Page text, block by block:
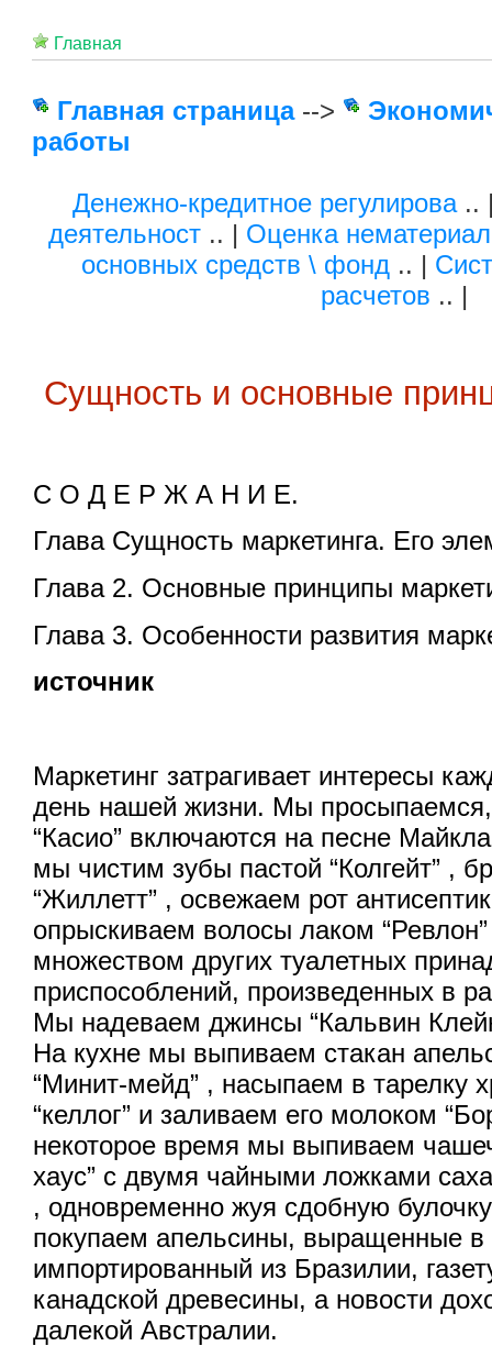
Главная
Главная страница-->
работы
Денежно-кредитное регулирова..
деятельност.. | Оценка
основных средств \ фонд .. |
расчетов .. |
Сущность и основные
С О Д Е Р Ж А Н И Е.
Глава Сущность маркетинга. Его
Глава 2. Основные принципы
Глава 3. Особенности развития
источник
Маркетинг затрагивает интересы
день нашей жизни. Мы просыпаемся,
“Касио” включаются на песне
мы чистим зубы пастой “Колгейт” ,
“Жиллетт” , освежаем рот
опрыскиваем волосы лаком
множеством других туалетных
приспособлений, произведенных в
Мы надеваем джинсы “Кальвин
На кухне мы выпиваем стакан
“Минит-мейд” , насыпаем в тарелку
“келлог” и заливаем его молоком
некоторое время мы выпиваем
хаус” с двумя чайными ложками
, одновременно жуя сдобную
покупаем апельсины, выращенные
импортированный из Бразилии,
канадской древесины, а новости
далекой Австралии.